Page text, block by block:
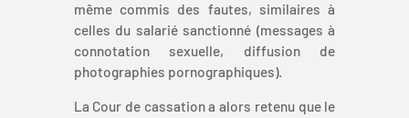
même commis des fautes, similaires à
celles du salarié sanctionné (messages à
connotation sexuelle, diffusion de
photographies pornographiques).
La Cour de cassation a alors retenu que le